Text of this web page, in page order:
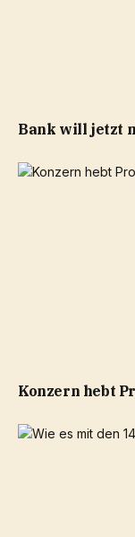
Bank will jetzt
Konzern hebt